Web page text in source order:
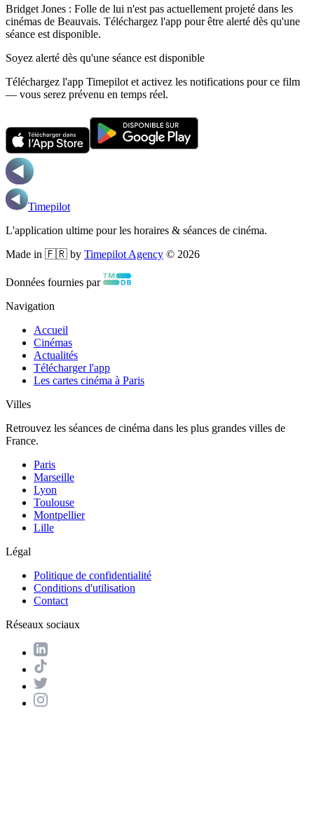
Bridget Jones : Folle de lui n'est pas actuellement projeté dans les
cinémas de Beauvais. Téléchargez l'app pour être alerté dès qu'une
séance est disponible.
Soyez alerté dès qu'une séance est disponible
Téléchargez l'app Timepilot et activez les notifications pour ce film
— vous serez prévenu en temps réel.
Timepilot
L'application ultime pour les horaires & séances de cinéma.
Made in 🇫🇷 by Timepilot Agency © 2026
Données fournies par
Navigation
Accueil
Cinémas
Actualités
Télécharger l'app
Les cartes cinéma à Paris
Villes
Retrouvez les séances de cinéma dans les plus grandes villes de
France.
Paris
Marseille
Lyon
Toulouse
Montpellier
Lille
Légal
Politique de confidentialité
Conditions d'utilisation
Contact
Réseaux sociaux